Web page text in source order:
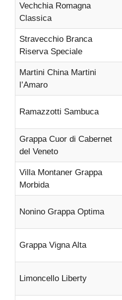
Vechchia Romagna
Classica
Stravecchio Branca
Riserva Speciale
Martini China Martini
l’Amaro
Ramazzotti Sambuca
Grappa Cuor di Cabernet
del Veneto
Villa Montaner Grappa
Morbida
Nonino Grappa Optima
Grappa Vigna Alta
Limoncello Liberty